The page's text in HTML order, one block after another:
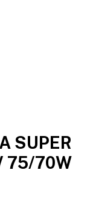
SUPER
75/70W